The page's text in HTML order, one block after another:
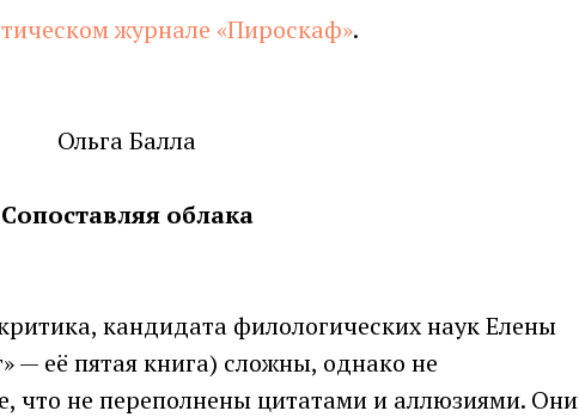
журнале «Пироскаф».
Ольга Балла
Сопоставляя облака
кандидата филологических наук Елены
— её пятая книга) сложны, однако не
что не переполнены цитатами и аллюзиями. Они